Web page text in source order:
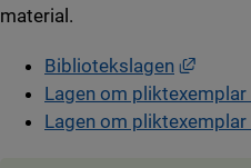
material.
Bibliotekslagen
Länk
Lagen om
Lagen om